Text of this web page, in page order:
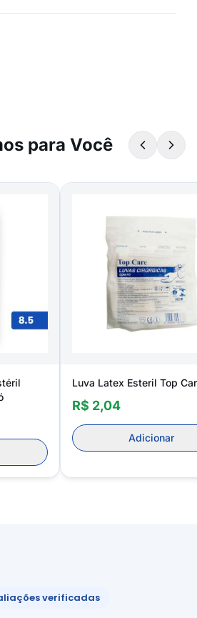
para Você
Luva Latex Esteril Top
R$ 2,04
Adicionar
verificadas